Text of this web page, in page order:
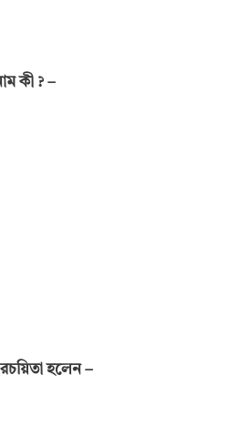
কী ? –
রচয়িতা হলেন –